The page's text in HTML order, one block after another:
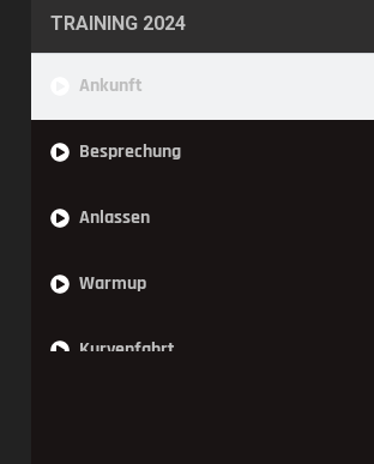
TRAINING 2024
Ankunft
Besprechung
Anlassen
Warmup
Kurvenfahrt